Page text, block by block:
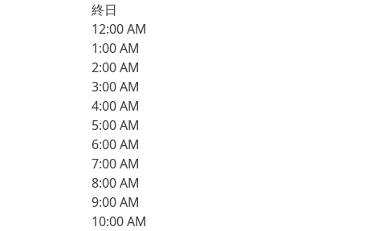
終日
12:00 AM
1:00 AM
2:00 AM
3:00 AM
4:00 AM
5:00 AM
6:00 AM
7:00 AM
8:00 AM
9:00 AM
10:00 AM